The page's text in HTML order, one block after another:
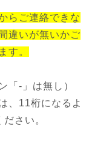
らご連絡できな
違いが無いかご
す。
「-」は無し）
、11桁になるよ
さい。